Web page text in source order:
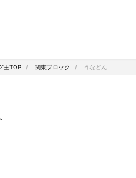
王TOP 関東ブロック うなどん